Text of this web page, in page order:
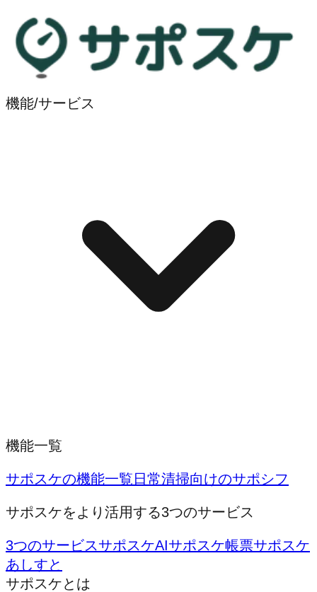
機能/サービス
機能一覧
サポスケの機能一覧 日常清掃向けのサポシフ
サポスケをより活用する3つのサービス
3つのサービスサポスケAIサポスケ帳票サポスケ
あしすと
サポスケとは